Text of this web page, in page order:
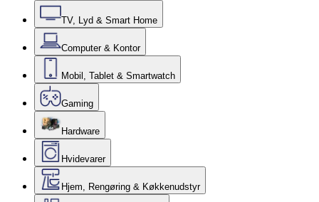
TV, Lyd & Smart Home
Computer & Kontor
Mobil, Tablet & Smartwatch
Gaming
Hardware
Hvidevarer
Hjem, Rengøring & Køkkenudstyr